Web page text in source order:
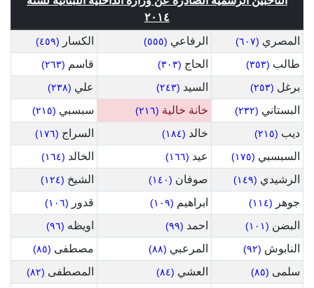
٢٠١٤
المصري (٦٠٧) الرفاعي (٥٥٥) الكسار (٤٥٩)
طالب (٣٥٣) الحاج (٣٠٣) قاسم (٢٦٣)
برغل (٢٥٣) السيد (٢٤٣) علي (٢٣٨)
البستاني (٢٣٢) خانة خالية (٢١٦) سبسبي (٢١٥)
ديب (٢١٥) خالد (١٨٤) السراج (١٧٦)
السبسبي (١٧٥) عيد (١٦٦) الخالد (١٦٤)
الرشيدي (١٤٩) صوفان (١٤٠) الشيخ (١٢٤)
جوهر (١١٤) ابراهيم (١٠٩) قدور (١٠٦)
البضن (١٠١) احمد (٩٩) اويظه (٩٦)
النابوش (٩٢) المرعبي (٨٨) مصطفى (٨٥)
سلمى (٨٥) العشي (٨٤) المصطفى (٨٢)